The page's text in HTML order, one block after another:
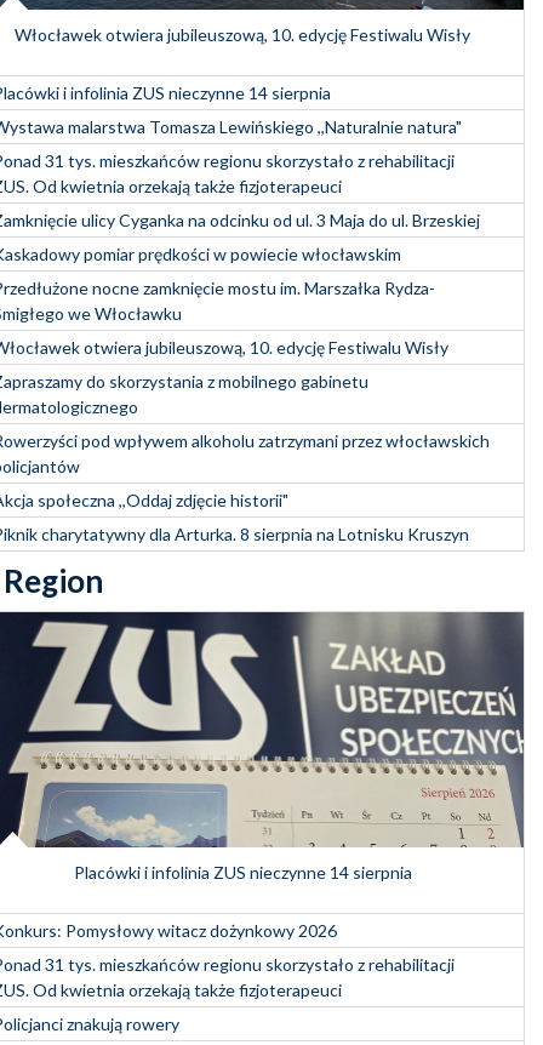
Włocławek otwiera jubileuszową, 10. edycję Festiwalu Wisły
i infolinia ZUS nieczynne 14 sierpnia
malarstwa Tomasza Lewińskiego ,,Naturalnie natura"
31 tys. mieszkańców regionu skorzystało z rehabilitacji
Od kwietnia orzekają także fizjoterapeuci
ulicy Cyganka na odcinku od ul. 3 Maja do ul. Brzeskiej
pomiar prędkości w powiecie włocławskim
nocne zamknięcie mostu im. Marszałka Rydza-
we Włocławku
otwiera jubileuszową, 10. edycję Festiwalu Wisły
do skorzystania z mobilnego gabinetu
pod wpływem alkoholu zatrzymani przez włocławskich
społeczna ,,Oddaj zdjęcie historii"
charytatywny dla Arturka. 8 sierpnia na Lotnisku Kruszyn
Region
Placówki i infolinia ZUS nieczynne 14 sierpnia
Pomysłowy witacz dożynkowy 2026
31 tys. mieszkańców regionu skorzystało z rehabilitacji
Od kwietnia orzekają także fizjoterapeuci
znakują rowery